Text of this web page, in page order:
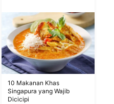
10 Makanan Khas
Singapura yang Wajib
Dicicipi